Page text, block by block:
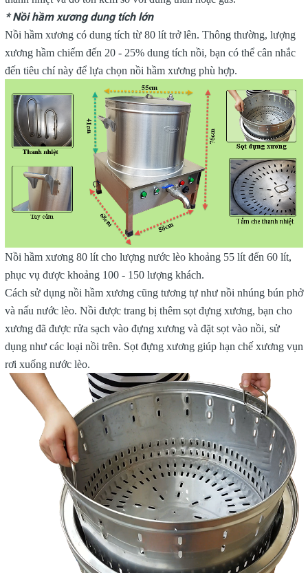
* Nồi hầm xương dung tích lớn
Nồi hầm xương có dung tích từ 80 lít trở lên. Thông thường, lượng
xương hầm chiếm đến 20 - 25% dung tích nồi, bạn có thể cân nhắc
đến tiêu chí này để lựa chọn nồi hầm xương phù hợp.
Nồi hầm xương 80 lít cho lượng nước lèo khoảng 55 lít đến 60 lít,
phục vụ được khoảng 100 - 150 lượng khách.
Cách sử dụng nồi hầm xương cũng tương tự như nồi nhúng bún phở
và nấu nước lèo. Nồi được trang bị thêm sọt đựng xương, bạn cho
xương đã được rửa sạch vào đựng xương và đặt sọt vào nồi, sử
dụng như các loại nồi trên. Sọt đựng xương giúp hạn chế xương vụn
rơi xuống nước lèo.